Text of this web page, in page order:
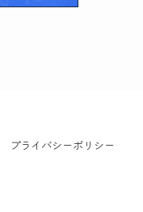
プライバシーポリシー